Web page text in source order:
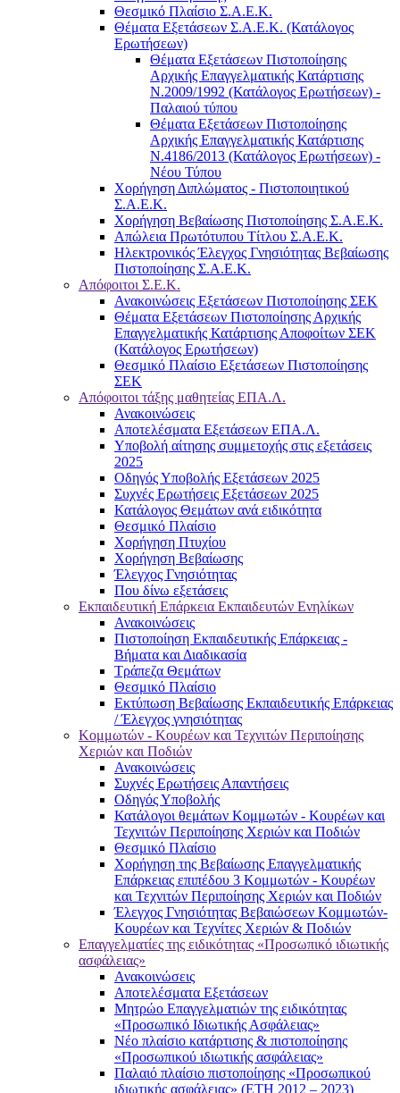
Θεσμικό Πλαίσιο Σ.Α.Ε.Κ.
Θέματα Εξετάσεων Σ.Α.Ε.Κ. (Κατάλογος
Ερωτήσεων)
Θέματα Εξετάσεων Πιστοποίησης
Αρχικής Επαγγελματικής Κατάρτισης
Ν.2009/1992 (Κατάλογος Ερωτήσεων) -
Παλαιού τύπου
Θέματα Εξετάσεων Πιστοποίησης
Αρχικής Επαγγελματικής Κατάρτισης
Ν.4186/2013 (Κατάλογος Ερωτήσεων) -
Νέου Τύπου
Χορήγηση Διπλώματος - Πιστοποιητικού
Σ.Α.Ε.Κ.
Χορήγηση Βεβαίωσης Πιστοποίησης Σ.Α.Ε.Κ.
Απώλεια Πρωτότυπου Τίτλου Σ.Α.Ε.Κ.
Ηλεκτρονικός Έλεγχος Γνησιότητας Βεβαίωσης
Πιστοποίησης Σ.Α.Ε.Κ.
Απόφοιτοι Σ.Ε.Κ.
Ανακοινώσεις Εξετάσεων Πιστοποίησης ΣΕΚ
Θέματα Εξετάσεων Πιστοποίησης Αρχικής
Επαγγελματικής Κατάρτισης Αποφοίτων ΣΕΚ
(Κατάλογος Ερωτήσεων)
Θεσμικό Πλαίσιο Εξετάσεων Πιστοποίησης
ΣΕΚ
Απόφοιτοι τάξης μαθητείας ΕΠΑ.Λ.
Ανακοινώσεις
Αποτελέσματα Εξετάσεων ΕΠΑ.Λ.
Υποβολή αίτησης συμμετοχής στις εξετάσεις
2025
Οδηγός Υποβολής Εξετάσεων 2025
Συχνές Ερωτήσεις Εξετάσεων 2025
Κατάλογος Θεμάτων ανά ειδικότητα
Θεσμικό Πλαίσιο
Χορήγηση Πτυχίου
Χορήγηση Βεβαίωσης
Έλεγχος Γνησιότητας
Που δίνω εξετάσεις
Εκπαιδευτική Επάρκεια Εκπαιδευτών Ενηλίκων
Ανακοινώσεις
Πιστοποίηση Εκπαιδευτικής Επάρκειας -
Βήματα και Διαδικασία
Τράπεζα Θεμάτων
Θεσμικό Πλαίσιο
Εκτύπωση Βεβαίωσης Εκπαιδευτικής Επάρκειας
/ Έλεγχος γνησιότητας
Κομμωτών - Κουρέων και Τεχνιτών Περιποίησης
Χεριών και Ποδιών
Ανακοινώσεις
Συχνές Ερωτήσεις Απαντήσεις
Οδηγός Υποβολής
Κατάλογοι θεμάτων Κομμωτών - Κουρέων και
Τεχνιτών Περιποίησης Χεριών και Ποδιών
Θεσμικό Πλαίσιο
Χορήγηση της Βεβαίωσης Επαγγελματικής
Επάρκειας επιπέδου 3 Κομμωτών - Κουρέων
και Τεχνιτών Περιποίησης Χεριών και Ποδιών
Έλεγχος Γνησιότητας Βεβαιώσεων Κομμωτών-
Κουρέων και Τεχνίτες Χεριών & Ποδιών
Επαγγελματίες της ειδικότητας «Προσωπικό ιδιωτικής
ασφάλειας»
Ανακοινώσεις
Αποτελέσματα Εξετάσεων
Μητρώο Επαγγελματιών της ειδικότητας
«Προσωπικό Ιδιωτικής Ασφάλειας»
Νέο πλαίσιο κατάρτισης & πιστοποίησης
«Προσωπικού ιδιωτικής ασφάλειας»
Παλαιό πλαίσιο πιστοποίησης «Προσωπικού
ιδιωτικής ασφάλειας» (ΕΤΗ 2012 – 2023)